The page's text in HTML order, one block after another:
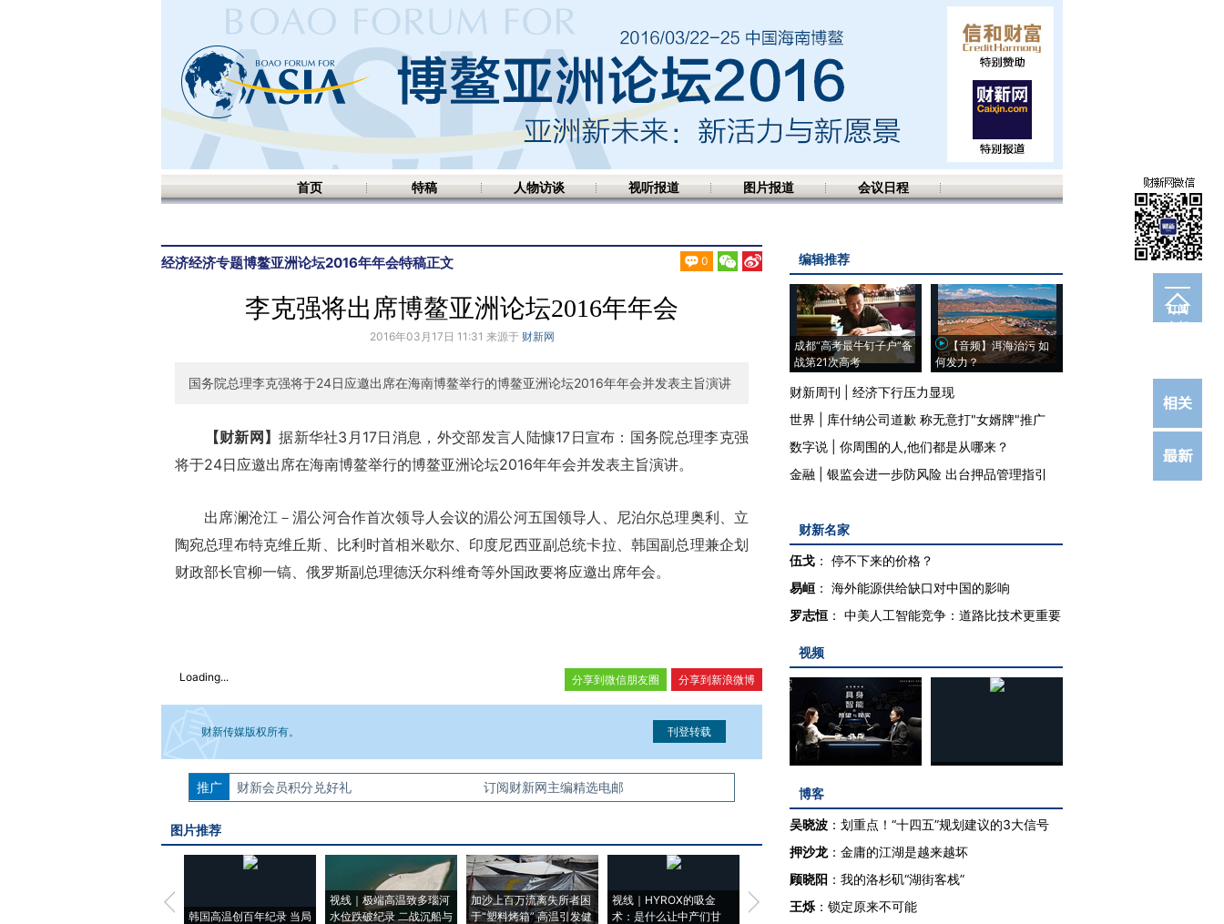
首页 特稿 人物访谈 视听报道 图片报道 会议日程
经济经济专题博鳌亚洲论坛2016年年会特稿正文 0
订阅
电邮
李克强将出席博鳌亚洲论坛2016年年会
2016年03月17日 11:31 来源于 财新网
国务院总理李克强将于24日应邀出席在海南博鳌举行的博鳌亚洲论坛2016年年会并发表主旨演讲
【财新网】据新华社3月17日消息，外交部发言人陆慷17日宣布：国务院总理李克强
将于24日应邀出席在海南博鳌举行的博鳌亚洲论坛2016年年会并发表主旨演讲。
出席澜沧江－湄公河合作首次领导人会议的湄公河五国领导人、尼泊尔总理奥利、立
陶宛总理布特克维丘斯、比利时首相米歇尔、印度尼西亚副总统卡拉、韩国副总理兼企划
财政部长官柳一镐、俄罗斯副总理德沃尔科维奇等外国政要将应邀出席年会。
Loading... 分享到新浪微博
分享到微信朋友圈
财新传媒版权所有。
如需刊登转载请点击右侧按钮，提交相关信息。经确认即可刊登转载。
推广 财新会员积分兑好礼 订阅财新网主编精选电邮
图片推荐
韩国高温创百年纪录 当局
视线｜极端高温致多瑙河
水位跌破纪录 二战沉船与
加沙上百万流离失所者困
于“塑料烤箱” 高温引发健
视线｜HYROX的吸金
术：是什么让中产们甘
马航飞行员跨国走私7万
粒摇头丸 尿检体内含3种
视线｜被称为“蟑螂”的印
度Z世代 用街头抗争将教
编辑推荐
成都“高考最牛钉子户”备
战第21次高考
【音频】洱海治污 如
何发力？
财新周刊
经济下行压力显现
世界
库什纳公司道歉 称无意打"女婿牌"推广
数字说
你周围的人,他们都是从哪来？
金融
银监会进一步防风险 出台押品管理指引
财新名家
伍戈 ： 停不下来的价格？
易峘 ： 海外能源供给缺口对中国的影响
罗志恒 ： 中美人工智能竞争：道路比技术更重要
视频
博客
吴晓波 ： 划重点！“十四五”规划建议的3大信号
押沙龙 ： 金庸的江湖是越来越坏
顾晓阳 ： 我的洛杉矶“湖街客栈”
王烁 ： 锁定原来不可能